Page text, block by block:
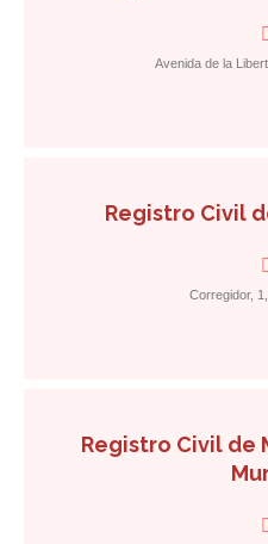
Avenida de la
Registro Civil
Corregidor,
Registro Civil de